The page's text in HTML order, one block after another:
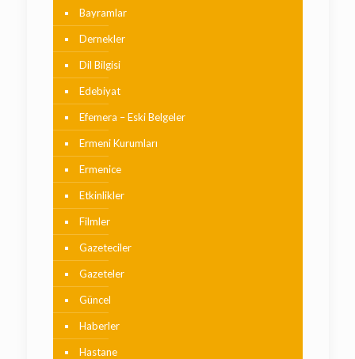
Bayramlar
Dernekler
Dil Bilgisi
Edebiyat
Efemera – Eski Belgeler
Ermeni Kurumları
Ermenice
Etkinlikler
Filmler
Gazeteciler
Gazeteler
Güncel
Haberler
Hastane